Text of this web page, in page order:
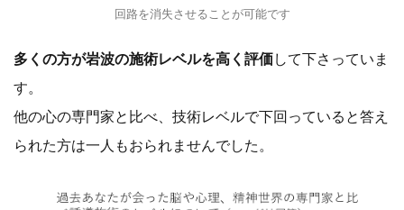
回路を消失させることが可能です
多くの方が岩波の施術レベルを高く評価して下さっていま
す。
他の心の専門家と比べ、技術レベルで下回っていると答え
られた方は一人もおられませんでした。